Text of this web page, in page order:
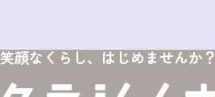
笑顔なくらし、はじめませんか？